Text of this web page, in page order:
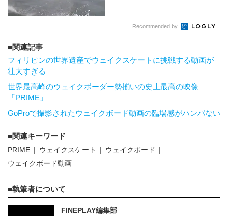
Recommended by
関連記事
フィリピンの世界遺産でウェイクスケートに挑戦する動画が
壮大すぎる
世界最高峰のウェイクボーダー勢揃いの史上最高の映像
「PRIME」
GoProで撮影されたウェイクボード動画の臨場感がハンパない
関連キーワード
PRIME ウェイクスケート
ウェイクボード
ウェイクボード動画
執筆者について
FINEPLAY編集部